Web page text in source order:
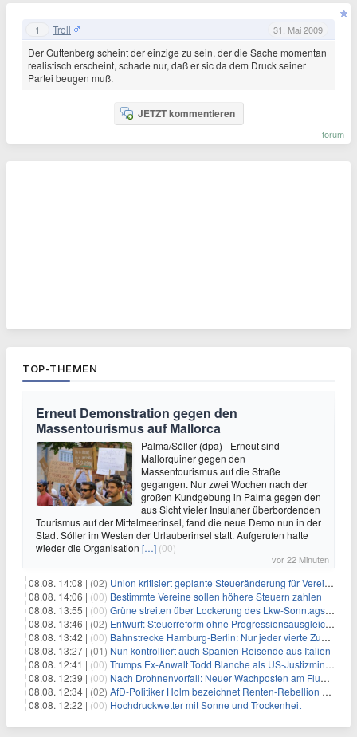
1 Troll 31. Mai 2009
Der Guttenberg scheint der einzige zu sein, der die Sache momentan
realistisch erscheint, schade nur, daß er sic da dem Druck seiner
Partei beugen muß.
JETZT kommentieren
forum
TOP-THEMEN
Erneut Demonstration gegen den
Massentourismus auf Mallorca
Palma/Sóller (dpa) - Erneut sind
Mallorquiner gegen den
Massentourismus auf die Straße
gegangen. Nur zwei Wochen nach der
großen Kundgebung in Palma gegen den
aus Sicht vieler Insulaner überbordenden
Tourismus auf der Mittelmeerinsel, fand die neue Demo nun in der
Stadt Sóller im Westen der Urlauberinsel statt. Aufgerufen hatte
wieder die Organisation […] (00)
vor 22 Minuten
08.08. 14:08 | (02) Union kritisiert geplante Steueränderung für Vereine
08.08. 14:06 | (00) Bestimmte Vereine sollen höhere Steuern zahlen
08.08. 13:55 | (00) Grüne streiten über Lockerung des Lkw-Sonntagsfahrverbots
08.08. 13:46 | (02) Entwurf: Steuerreform ohne Progressionsausgleich geplant
08.08. 13:42 | (00) Bahnstrecke Hamburg-Berlin: Nur jeder vierte Zug pünktlich
08.08. 13:27 | (01) Nun kontrolliert auch Spanien Reisende aus Italien
08.08. 12:41 | (00) Trumps Ex-Anwalt Todd Blanche als US-Justizminister bestätigt
08.08. 12:39 | (00) Nach Drohnenvorfall: Neuer Wachposten am Flughafen
08.08. 12:34 | (02) AfD-Politiker Holm bezeichnet Renten-Rebellion als "Rollenspiel"
08.08. 12:22 | (00) Hochdruckwetter mit Sonne und Trockenheit